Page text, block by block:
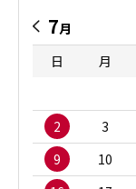
7月
日
月
2
3
9
10